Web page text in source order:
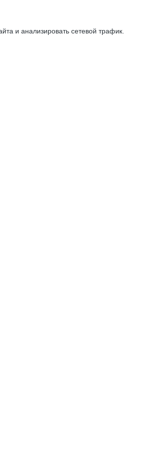
и анализировать сетевой трафик.